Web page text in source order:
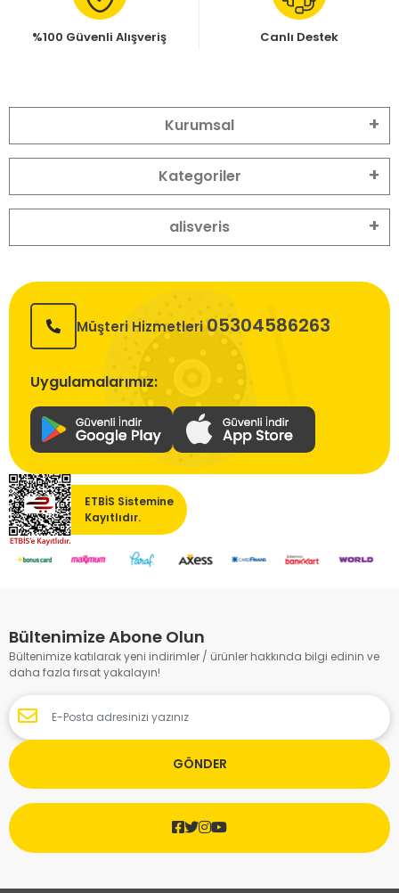
%100 Güvenli Alışveriş Canlı Destek
Kurumsal
Kategoriler
alisveris
Müşteri Hizmetleri 05304586263
Uygulamalarımız:
ETBİS Sistemine
Kayıtlıdır.
Bültenimize Abone Olun
Bültenimize katılarak yeni indirimler / ürünler hakkında bilgi edinin ve
daha fazla fırsat yakalayın!
GÖNDER